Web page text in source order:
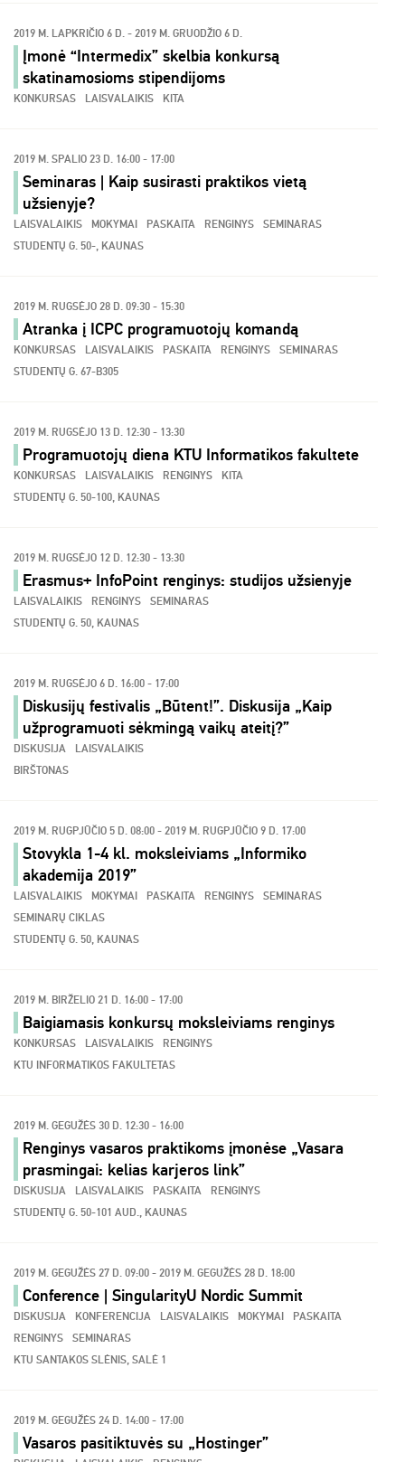
2019 M. LAPKRIČIO 6 D. - 2019 M. GRUODŽIO 6 D.
Įmonė “Intermedix” skelbia konkursą
skatinamosioms stipendijoms
KONKURSAS LAISVALAIKIS KITA
2019 M. SPALIO 23 D. 16:00 - 17:00
Seminaras | Kaip susirasti praktikos vietą
užsienyje?
LAISVALAIKIS MOKYMAI PASKAITA RENGINYS
SEMINARAS
STUDENTŲ G. 50-, KAUNAS
2019 M. RUGSĖJO 28 D. 09:30 - 15:30
Atranka į ICPC programuotojų komandą
KONKURSAS LAISVALAIKIS PASKAITA RENGINYS
SEMINARAS
STUDENTŲ G. 67-B305
2019 M. RUGSĖJO 13 D. 12:30 - 13:30
Programuotojų diena KTU Informatikos fakultete
KONKURSAS LAISVALAIKIS RENGINYS
KITA
STUDENTŲ G. 50-100, KAUNAS
2019 M. RUGSĖJO 12 D. 12:30 - 13:30
Erasmus+ InfoPoint renginys: studijos užsienyje
LAISVALAIKIS RENGINYS
SEMINARAS
STUDENTŲ G. 50, KAUNAS
2019 M. RUGSĖJO 6 D. 16:00 - 17:00
Diskusijų festivalis „Būtent!”. Diskusija „Kaip
užprogramuoti sėkmingą vaikų ateitį?”
DISKUSIJA
LAISVALAIKIS
BIRŠTONAS
2019 M. RUGPJŪČIO 5 D. 08:00 - 2019 M. RUGPJŪČIO 9 D. 17:00
Stovykla 1-4 kl. moksleiviams „Informiko
akademija 2019”
LAISVALAIKIS MOKYMAI PASKAITA RENGINYS
SEMINARAS
SEMINARŲ CIKLAS
STUDENTŲ G. 50, KAUNAS
2019 M. BIRŽELIO 21 D. 16:00 - 17:00
Baigiamasis konkursų moksleiviams renginys
KONKURSAS LAISVALAIKIS
RENGINYS
KTU INFORMATIKOS FAKULTETAS
2019 M. GEGUŽĖS 30 D. 12:30 - 16:00
Renginys vasaros praktikoms įmonėse „Vasara
prasmingai: kelias karjeros link”
DISKUSIJA LAISVALAIKIS PASKAITA
RENGINYS
STUDENTŲ G. 50-101 AUD., KAUNAS
2019 M. GEGUŽĖS 27 D. 09:00 - 2019 M. GEGUŽĖS 28 D. 18:00
Conference | SingularityU Nordic Summit
DISKUSIJA KONFERENCIJA LAISVALAIKIS MOKYMAI
PASKAITA
RENGINYS
SEMINARAS
KTU SANTAKOS SLĖNIS, SALĖ 1
2019 M. GEGUŽĖS 24 D. 14:00 - 17:00
Vasaros pasitiktuvės su „Hostinger”